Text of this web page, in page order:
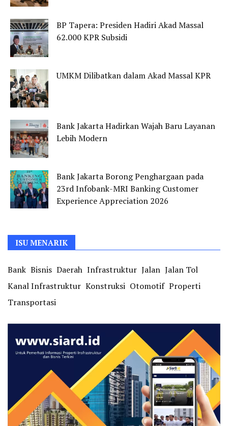
BP Tapera: Presiden Hadiri Akad Massal
62.000 KPR Subsidi
UMKM Dilibatkan dalam Akad Massal KPR
Bank Jakarta Hadirkan Wajah Baru Layanan
Lebih Modern
Bank Jakarta Borong Penghargaan pada
23rd Infobank-MRI Banking Customer
Experience Appreciation 2026
ISU MENARIK
Bank Bisnis Daerah Infrastruktur Jalan Jalan Tol
Kanal Infrastruktur Konstruksi Otomotif Properti
Transportasi